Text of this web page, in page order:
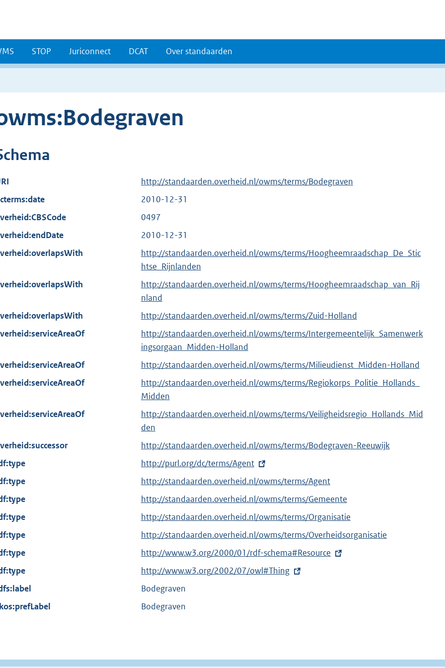
STOP Juriconnect DCAT Over standaarden
http://standaarden.overheid.nl/owms/terms/Bodegraven
2010-12-31
0497
2010-12-31
http://standaarden.overheid.nl/owms/terms/Hoogheemraadschap_De_Stic
htse_Rijnlanden
http://standaarden.overheid.nl/owms/terms/Hoogheemraadschap_van_Rij
nland
http://standaarden.overheid.nl/owms/terms/Zuid-Holland
http://standaarden.overheid.nl/owms/terms/Intergemeentelijk_Samenwerk
ingsorgaan_Midden-Holland
http://standaarden.overheid.nl/owms/terms/Milieudienst_Midden-Holland
http://standaarden.overheid.nl/owms/terms/Regiokorps_Politie_Hollands_
Midden
http://standaarden.overheid.nl/owms/terms/Veiligheidsregio_Hollands_Mid
den
http://standaarden.overheid.nl/owms/terms/Bodegraven-Reeuwijk
E
x
e
r
n
l
i
n
:
http://purl.org/dc/terms/Agent
http://standaarden.overheid.nl/owms/terms/Agent
http://standaarden.overheid.nl/owms/terms/Gemeente
http://standaarden.overheid.nl/owms/terms/Organisatie
http://standaarden.overheid.nl/owms/terms/Overheidsorganisatie
E
x
e
r
i
http://www.w3.org/2000/01/rdf-schema#Resource
E
x
e
l
http://www.w3.org/2002/07/owl#Thing
Bodegraven
Bodegraven